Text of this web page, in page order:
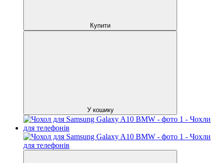
Купити
У кошику